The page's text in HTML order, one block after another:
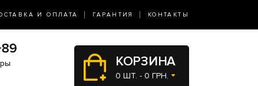
И ОПЛАТА ГАРАНТИЯ КОНТАКТЫ
КОРЗИНА
0 ШТ. - 0 ГРН.